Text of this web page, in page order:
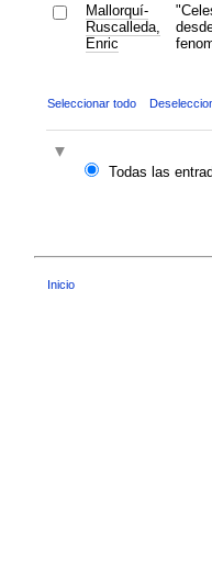
Mallorquí-
Ruscalleda,
Enric
Seleccionar todo
Todas las
Inicio